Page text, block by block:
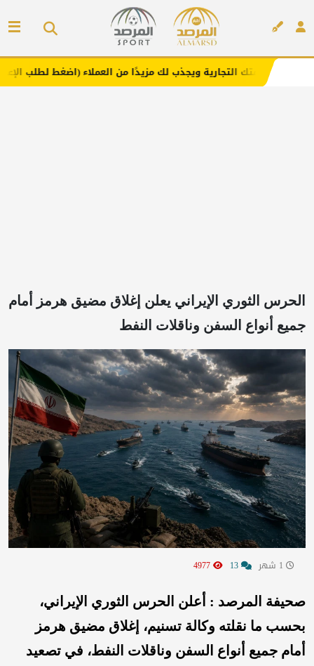
ويجذب لك مزيدًا من العملاء (اضغط لطلب الإعلان)
الحرس الثوري الإيراني يعلن إغلاق مضيق هرمز أمام
جميع أنواع السفن وناقلات النفط
صحيفة المرصد : أعلن الحرس الثوري الإيراني،
بحسب ما نقلته وكالة تسنيم، إغلاق مضيق هرمز
أمام جميع أنواع السفن وناقلات النفط، في تصعيد